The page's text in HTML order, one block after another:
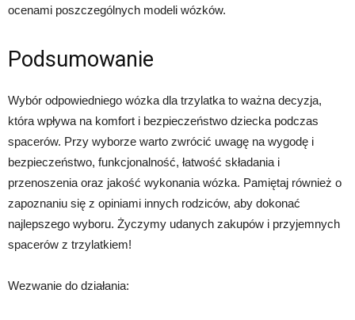
ocenami poszczególnych modeli wózków.
Podsumowanie
Wybór odpowiedniego wózka dla trzylatka to ważna decyzja,
która wpływa na komfort i bezpieczeństwo dziecka podczas
spacerów. Przy wyborze warto zwrócić uwagę na wygodę i
bezpieczeństwo, funkcjonalność, łatwość składania i
przenoszenia oraz jakość wykonania wózka. Pamiętaj również o
zapoznaniu się z opiniami innych rodziców, aby dokonać
najlepszego wyboru. Życzymy udanych zakupów i przyjemnych
spacerów z trzylatkiem!
Wezwanie do działania: